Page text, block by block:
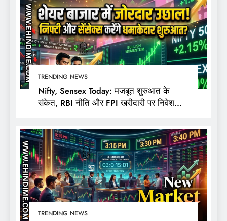
TRENDING NEWS
Nifty, Sensex Today: मजबूत शुरुआत के
संकेत, RBI नीति और FPI खरीदारी पर निवेशकों
TRENDING NEWS